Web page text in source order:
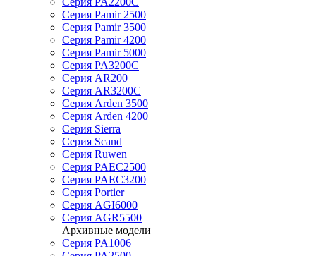
Серия Pamir 2500
Серия Pamir 3500
Серия Pamir 4200
Серия Pamir 5000
Серия PA3200C
Серия AR200
Серия AR3200C
Серия Arden 3500
Серия Arden 4200
Серия Sierra
Серия Scand
Серия Ruwen
Серия PAEC2500
Серия PAEC3200
Серия Portier
Серия AGI6000
Серия AGR5500
Архивные модели
Серия PA1006